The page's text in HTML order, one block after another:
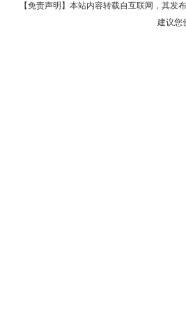
【免责声明】本站内容转载自互联网，其发
建议您